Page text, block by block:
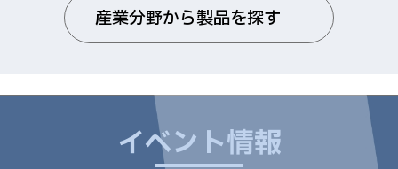
産業分野から製品を探す
イベント情報